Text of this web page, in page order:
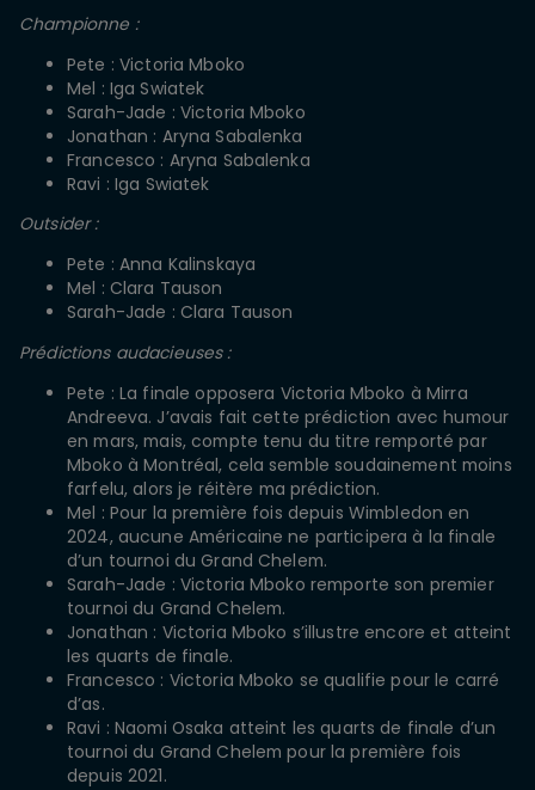
Championne :
Pete : Victoria Mboko
Mel : Iga Swiatek
Sarah-Jade : Victoria Mboko
Jonathan : Aryna Sabalenka
Francesco : Aryna Sabalenka
Ravi : Iga Swiatek
Outsider :
Pete : Anna Kalinskaya
Mel : Clara Tauson
Sarah-Jade : Clara Tauson
Prédictions audacieuses :
Pete : La finale opposera Victoria Mboko à Mirra
Andreeva. J’avais fait cette prédiction avec humour
en mars, mais, compte tenu du titre remporté par
Mboko à Montréal, cela semble soudainement moins
farfelu, alors je réitère ma prédiction.
Mel : Pour la première fois depuis Wimbledon en
2024, aucune Américaine ne participera à la finale
d’un tournoi du Grand Chelem.
Sarah-Jade : Victoria Mboko remporte son premier
tournoi du Grand Chelem.
Jonathan : Victoria Mboko s’illustre encore et atteint
les quarts de finale.
Francesco : Victoria Mboko se qualifie pour le carré
d’as.
Ravi : Naomi Osaka atteint les quarts de finale d’un
tournoi du Grand Chelem pour la première fois
depuis 2021.